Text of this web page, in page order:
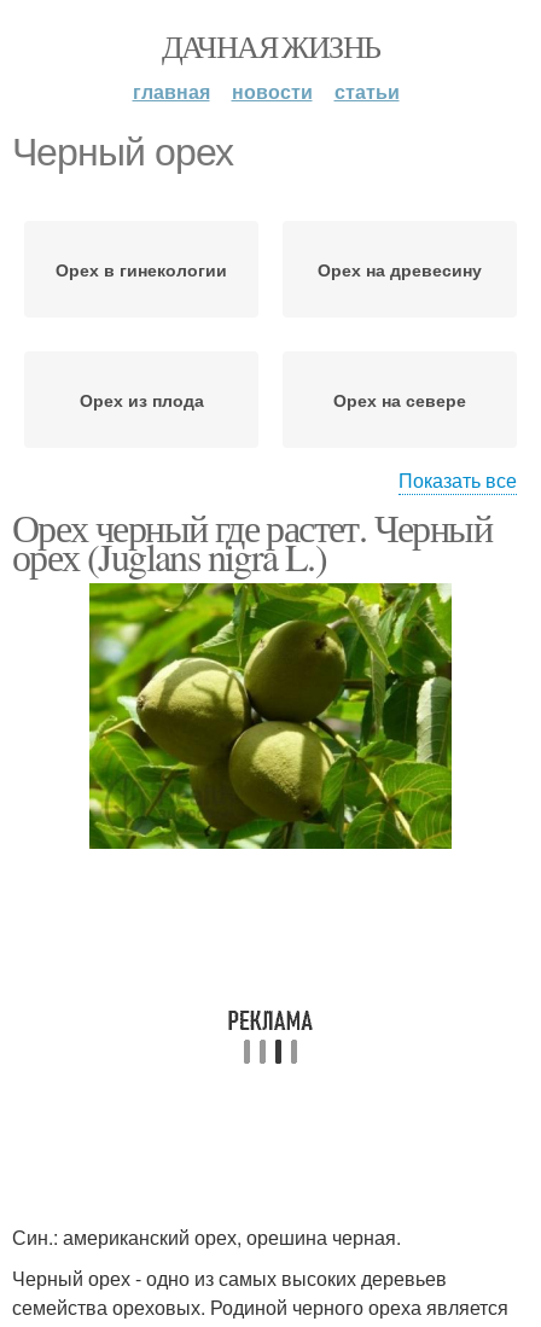
ДАЧНАЯ ЖИЗНЬ
главная новости статьи
Черный орех
Орех в гинекологии Орех на древесину
Орех из плода Орех на севере
Орех в россии Орех в сша
Показать все
Орех черный где растет. Черный
орех (Juglans nigra L.)
Син.: американский орех, орешина черная.
Черный орех - одно из самых высоких деревьев
семейства ореховых. Родиной черного ореха является